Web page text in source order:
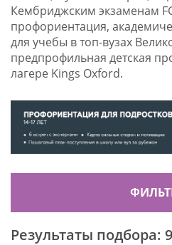
Кембриджским экзаменам
профориентация,
для учебы в топ-вузах
предпрофильная детская
лагере Kings Oxford.
Результаты подбора: